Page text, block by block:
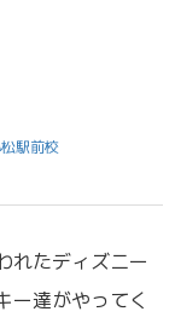
駅前校
れたディズニー
ー達がやってく